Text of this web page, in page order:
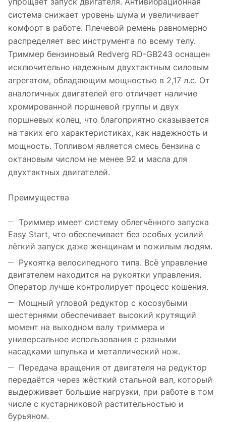
система снижает уровень шума и увеличивает
комфорт в работе. Плечевой ремень равномерно
распределяет вес инструмента по всему телу.
Триммер бензиновый Redverg RD-GB243 оснащен
исключительно надежным двухтактным силовым
агрегатом, обладающим мощностью в 2,17 л.с. От
аналогичных двигателей его отличает наличие
хромированной поршневой группы и двух
поршневых колец, что благоприятно сказывается
на таких его характеристиках, как надежность и
мощность. Топливом является смесь бензина с
октановым числом не менее 92 и масла для
двухтактных двигателей.
Преимущества
Триммер имеет систему облегчённого запуска
Easy Start, что обеспечивает без особых усилий
лёгкий запуск даже женщинам и пожилым людям.
Рукоятка велосипедного типа. Всё управление
двигателем находится на рукоятки управления.
Оператор лучше контролирует процесс кошения.
Мощный угловой редуктор с косозубыми
шестернями обеспечивает высокий крутящий
момент на выходном валу триммера и
универсальное использования с разными
насадками шпулька и металлический нож.
Передача вращения от двигателя на редуктор
передаётся через жёсткий стальной вал, который
выдерживает большие нагрузки, при работе в том
числе с кустарниковой растительностью и
бурьяном.